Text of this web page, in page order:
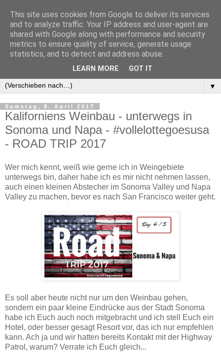
▼
Samstag, 8. April 2017
Kaliforniens Weinbau - unterwegs in
Sonoma und Napa - #vollelottegoesusa
- ROAD TRIP 2017
Wer mich kennt, weiß wie gerne ich in Weingebiete
unterwegs bin, daher habe ich es mir nicht nehmen lassen,
auch einen kleinen Abstecher im Sonoma Valley und Napa
Valley zu machen, bevor es nach San Francisco weiter geht.
Es soll aber heute nicht nur um den Weinbau gehen,
sondern ein paar kleine Eindrücke aus der Stadt Sonoma
habe ich Euch auch noch mitgebracht und ich stell Euch ein
Hotel, oder besser gesagt Resort vor, das ich nur empfehlen
kann. Ach ja und wir hatten bereits Kontakt mit der Highway
Patrol, warum? Verrate ich Euch gleich...
This site uses cookies from Google to deliver its services
and to analyze traffic. Your IP address and user-agent are
shared with Google along with performance and security
metrics to ensure quality of service, generate usage
statistics, and to detect and address abuse.
LEARN MORE GOT IT